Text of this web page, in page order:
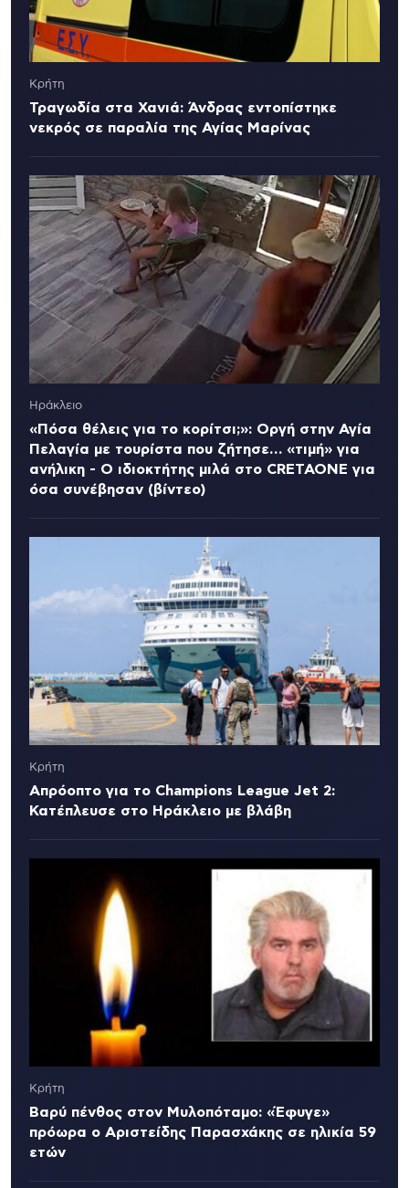
Κρήτη
Τραγωδία στα Χανιά: Άνδρας εντοπίστηκε
νεκρός σε παραλία της Αγίας Μαρίνας
Ηράκλειο
«Πόσα θέλεις για το κορίτσι;»: Οργή στην Αγία
Πελαγία με τουρίστα που ζήτησε… «τιμή» για
ανήλικη - Ο ιδιοκτήτης μιλά στο CRETAONE για
όσα συνέβησαν (βίντεο)
Κρήτη
Απρόοπτο για το Champions League Jet 2:
Κατέπλευσε στο Ηράκλειο με βλάβη
Κρήτη
Βαρύ πένθος στον Μυλοπόταμο: «Έφυγε»
πρόωρα ο Αριστείδης Παρασχάκης σε ηλικία 59
ετών